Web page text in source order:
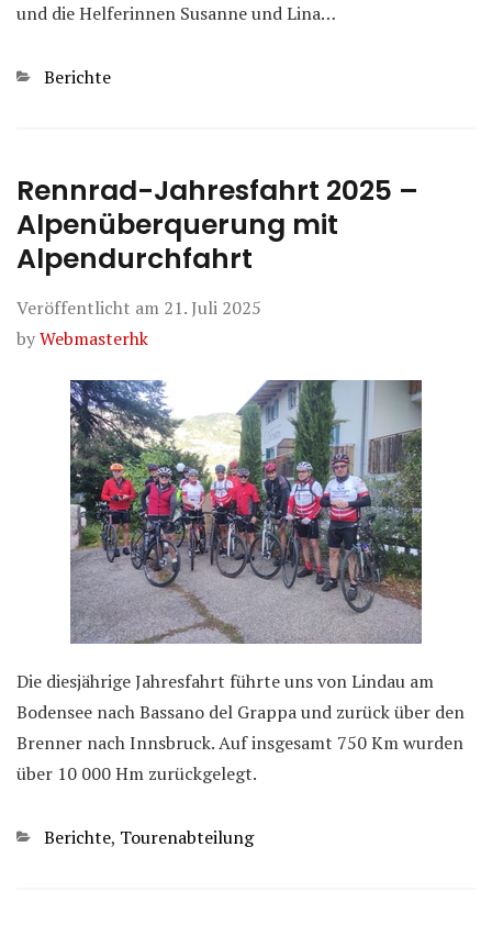
und die Helferinnen Susanne und Lina…
Kategorien
Berichte
Rennrad-Jahresfahrt 2025 –
Alpenüberquerung mit
Alpendurchfahrt
Veröffentlicht am 21. Juli 2025
byWebmasterhk
Die diesjährige Jahresfahrt führte uns von Lindau am
Bodensee nach Bassano del Grappa und zurück über den
Brenner nach Innsbruck. Auf insgesamt 750 Km wurden
über 10 000 Hm zurückgelegt.
Kategorien
Berichte, Tourenabteilung